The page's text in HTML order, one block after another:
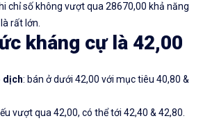
chỉ số không vượt qua 28670,00 khả năng
rất lớn.
kháng cự là 42,00
dịch: bán ở dưới 42,00 với mục tiêu 40,80 &
vượt qua 42,00, có thể tới 42,40 & 42,80.